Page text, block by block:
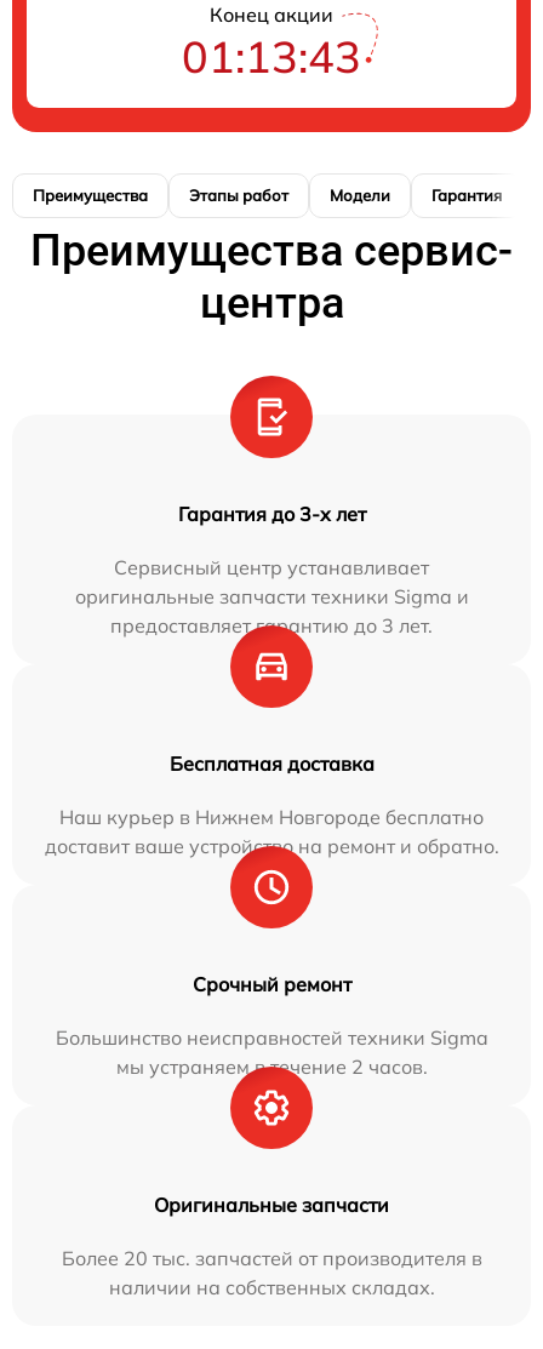
Конец акции
01:13:41
Преимущества Этапы работ Модели Гарантия
Преимущества сервис-
центра
Гарантия до 3-х лет
Сервисный центр устанавливает
оригинальные запчасти техники Sigma и
предоставляет гарантию до 3 лет.
Бесплатная доставка
Наш курьер в Нижнем Новгороде бесплатно
доставит ваше устройство на ремонт и обратно.
Срочный ремонт
Большинство неисправностей техники Sigma
мы устраняем в течение 2 часов.
Оригинальные запчасти
Более 20 тыс. запчастей от производителя в
наличии на собственных складах.